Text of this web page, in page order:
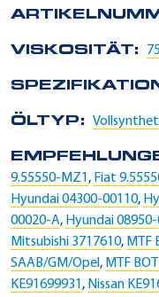
VISKOSITÄT:
ÖLTYP:
9.55550-MZ1 , Fiat
Hyundai 04300-00110,
00020-A, Hyundai
Mitsubishi 3717610, MTF
SAAB/GM/Opel , MTF
KE91699931 , Nissan